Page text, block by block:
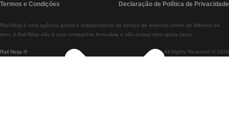
Comboios De Lisboa A Braga
Comboios De Braga A Lisboa
Rail Ninja ® All Rights Reserved © 2026
Rail.Ninja é uma agência global e independente de serviço de reservas online de bilhetes de
trem. A Rail Ninja não é uma companhia ferroviária e não possui nem opera trens.
Termos e Condições Declaração de Política de Privacidade